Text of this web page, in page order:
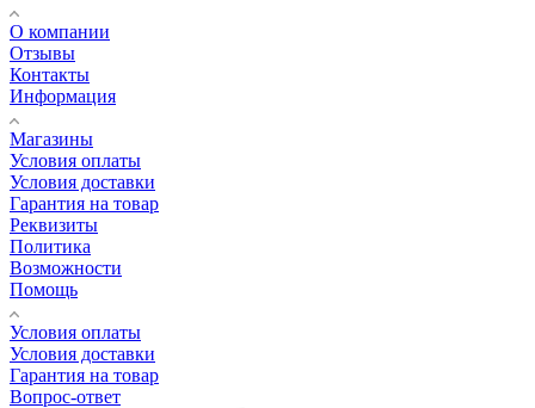
О компании
Отзывы
Контакты
Информация
Магазины
Условия оплаты
Условия доставки
Гарантия на товар
Реквизиты
Политика
Возможности
Помощь
Условия оплаты
Условия доставки
Гарантия на товар
Вопрос-ответ